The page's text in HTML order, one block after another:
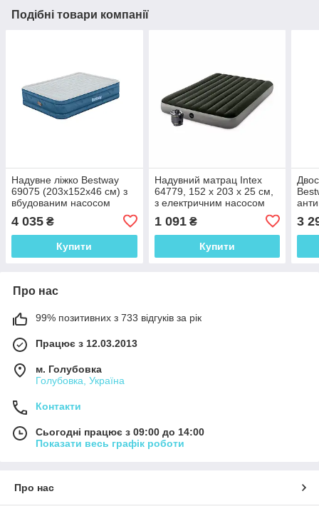
Подібні товари компанії
Надувне ліжко Bestway
69075 (203x152x46 см) з
вбудованим насосом
4 035 ₴
Купити
Надувний матрац Intex
64779, 152 х 203 x 25 см,
з електричним насосом
1 091₴
Купити
x 51
3
Про нас
99% позитивних з 733 відгуків за рік
Працює з 12.03.2013
м. Голубовка
Голубовка, Україна
Контакти
Сьогодні працює з 09:00 до 14:00
Показати весь графік роботи
Про нас